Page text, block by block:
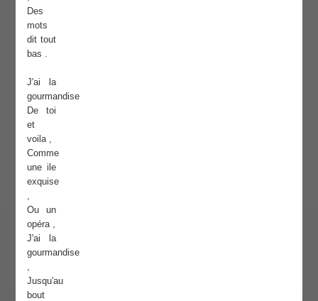
Des
mots
dit tout
bas .
J'ai la
gourmandise
De toi
et
voila ,
Comme
une ile
exquise
Ou un
opéra ,
J'ai la
gourmandise
Jusqu'au
bout